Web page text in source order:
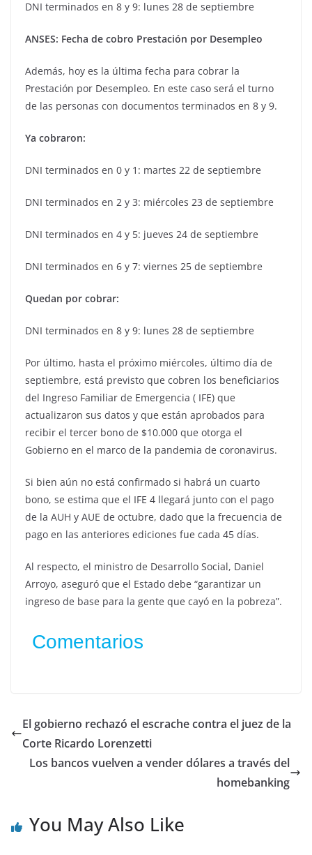
DNI terminados en 8 y 9: lunes 28 de septiembre
ANSES: Fecha de cobro Prestación por Desempleo
Además, hoy es la última fecha para cobrar la
Prestación por Desempleo. En este caso será el turno
de las personas con documentos terminados en 8 y 9.
Ya cobraron:
DNI terminados en 0 y 1: martes 22 de septiembre
DNI terminados en 2 y 3: miércoles 23 de septiembre
DNI terminados en 4 y 5: jueves 24 de septiembre
DNI terminados en 6 y 7: viernes 25 de septiembre
Quedan por cobrar:
DNI terminados en 8 y 9: lunes 28 de septiembre
Por último, hasta el próximo miércoles, último día de
septiembre, está previsto que cobren los beneficiarios
del Ingreso Familiar de Emergencia ( IFE) que
actualizaron sus datos y que están aprobados para
recibir el tercer bono de $10.000 que otorga el
Gobierno en el marco de la pandemia de coronavirus.
Si bien aún no está confirmado si habrá un cuarto
bono, se estima que el IFE 4 llegará junto con el pago
de la AUH y AUE de octubre, dado que la frecuencia de
pago en las anteriores ediciones fue cada 45 días.
Al respecto, el ministro de Desarrollo Social, Daniel
Arroyo, aseguró que el Estado debe “garantizar un
ingreso de base para la gente que cayó en la pobreza”.
Comentarios
El gobierno rechazó el escrache contra el juez de la
Corte Ricardo Lorenzetti
Los bancos vuelven a vender dólares a través del
homebanking
You May Also Like